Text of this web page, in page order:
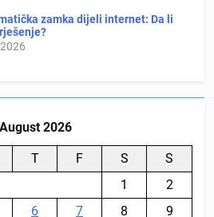
zamka dijeli internet: Da li
August 2026
T F S
S
1
2
6 7 8 9